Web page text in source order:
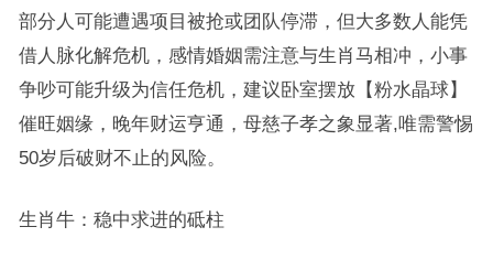
部分人可能遭遇项目被抢或团队停滞，但大多数人能凭
借人脉化解危机，感情婚姻需注意与生肖马相冲，小事
争吵可能升级为信任危机，建议卧室摆放【粉水晶球】
催旺姻缘，晚年财运亨通，母慈子孝之象显著,唯需警惕
50岁后破财不止的风险。
生肖牛：稳中求进的砥柱